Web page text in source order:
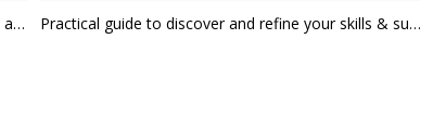
How to create a great Linkedin profile, for student and young professionals Practical guide to discover and refine your skills & superpower